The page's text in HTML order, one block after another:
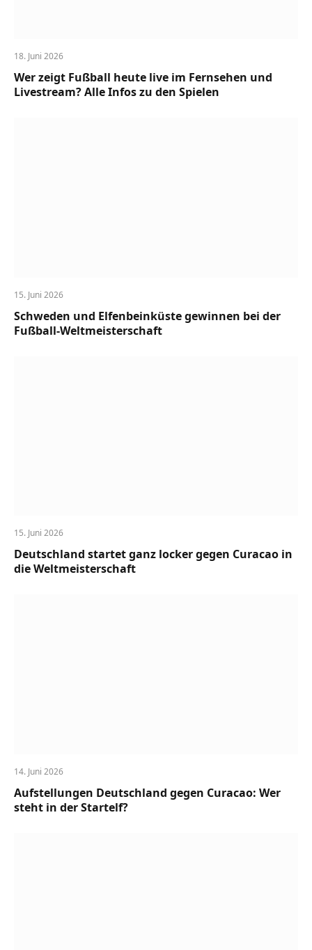
18. Juni 2026
Wer zeigt Fußball heute live im Fernsehen und
Livestream? Alle Infos zu den Spielen
15. Juni 2026
Schweden und Elfenbeinküste gewinnen bei der
Fußball-Weltmeisterschaft
15. Juni 2026
Deutschland startet ganz locker gegen Curacao in
die Weltmeisterschaft
14. Juni 2026
Aufstellungen Deutschland gegen Curacao: Wer
steht in der Startelf?